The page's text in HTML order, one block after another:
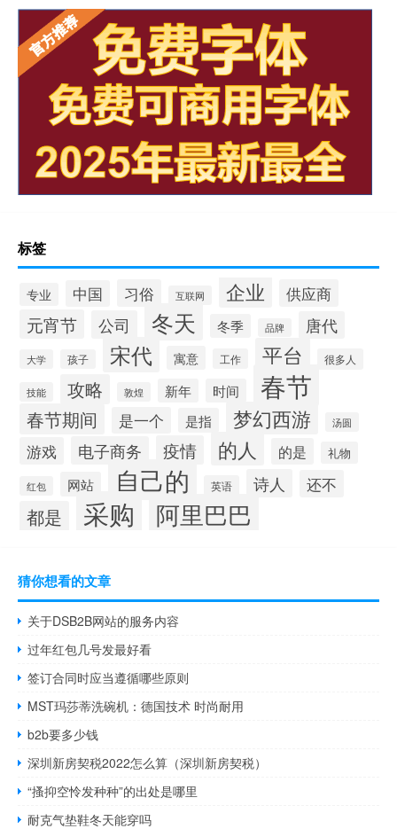
标签
专业 中国 习俗 互联网 企业 供应商
元宵节 公司 冬天 冬季 品牌 唐代
大学 孩子 宋代 寓意 工作 平台 很多人
技能 攻略 敦煌 新年 时间 春节
春节期间 是一个 是指 梦幻西游 汤圆
游戏 电子商务 疫情 的人 的是 礼物
红包 网站 自己的 英语 诗人 还不
都是 采购 阿里巴巴
猜你想看的文章
关于DSB2B网站的服务内容
过年红包几号发最好看
签订合同时应当遵循哪些原则
MST玛莎蒂洗碗机：德国技术 时尚耐用
b2b要多少钱
深圳新房契税2022怎么算（深圳新房契税）
“搔抑空怜发种种”的出处是哪里
耐克气垫鞋冬天能穿吗